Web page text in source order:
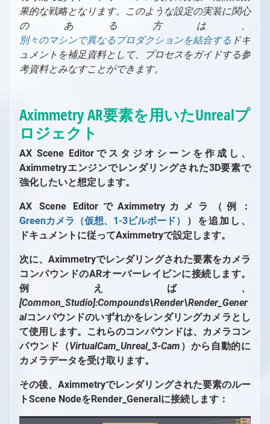
へのストリーミング
Loupedeckコンソール/Razer Stream
Controllerを使用してシーンを制御する
MIDIをAximmetryで使用する
Aximmetryでのシリアルポートの使用
を制御する
Webサーバーを使用してWebブラウザから
Aximmetryをリモート制御する
AximmetryでのWebSocketとHTTPの使用
Xbox ゲームコントローラーを使用したシー
ンの制御
X-Keysを使用したシーンの制御
HTC Vive Mars設定
Free-D システムの設定
Vanishing Point Viper の使用
平面反射
パーティクルシステム
最適化
ネイティブエンジンにおける後処理
LevelでSceneを切り替える
FABからアセットを取得する方法
AX Scene Editor用サードパーティ製コー
ドプラグインのインストール方法
AximmetryとUnreal Engineを組み合わせ
グリーンスクリーン制作
グリーンスクリーン制作の概要
バーチャルカメラワークフロー
スタジオ設定例（グリーンスクリーン、バー
チャルカメラ）
入力（バーチャルカメラ）
クロッピング
キーイング設定（バーチャルカメラ）
バーチャルカメラコンパウンドでのビルボー
ド設定
バーチャルカメラコンパウンドのカメラコン
トロールパネル
バーチャルカメラの移動
カメラシーケンサー
トラッキングカメラワークフロー
スタジオ設定例（グリーンスクリーン、トラ
トラッキングカメラコンパウンド
入力（トラッキングカメラ）
スタジオコントロールパネル
キーイング設定（トラッキングカメラ）
シーンコントロールパネル
トラッキングカメラビルボード：配置
トラッキングカメラビルボード：影と光
トラッキングカメラビルボード：反射
トラッキングカメラビルボード：オクルージ
ョン
ントロールボード
キーイング
良いキーイングの要件
キーイング
外部キーヤーとのAximmetryの使用
UnityでのAximmetryを外部キーヤーとして
使用する方法
Vanilla Unreal EngineでのAximmetryを外部
キーヤーとして使用する方法
混合カメラコンパウンド
ヴィネット補正が役立つ場合
LEDウォール制作
目次（LEDウォールプロダクション）
LEDウォール制作の概要
LEDの活用事例
仮想スタジオシーンの準備
Aximmetry シーン設定（LED ウォール）
入力の設定
トラッキング対応カメラインプット
シーン配置
複数のカメラを1つのシーン内に配置する
LEDウォール制御盤の概要
LEDウォールの設置方法
仮想および物理LEDウォールの設置
LEDウォールXコントロールパネル
スタジオ コントロール パネル
FRUSTUM（フラスタム）の調整
FILL調整
デジタル拡張機能の設定
デジタル拡張機能の設定
ヴィネット補正
LUT測定
デジタル拡張調整
最終化
単一マシンのLED設置
簡易マルチマシンLED設定
マルチマシンLED設置
異なるプロダクションを別マシンで組み合わ
ARプロダクション
ARプロダクションの概要
スタジオ設定例（AR）
Aximmetryシーン設定（AR）
Unrealシーン設定（AR）
マルチマシン環境
マルチマシン環境の概要
マルチマシン設定
大規模スタジオ環境でのマルチマシン
レンダリングからコントロールマシンへの動
画送信
Aximmetry によるマルチユーザー編集
OpenAI Compounds
Aximmetry でのスクリプト作成
Aximmetry でのスクリプト作成の概要
コマンドラインスイッチ
Aximmetryコンテンツ保護
フローエディター
フローエディターの概要
フローエディター
モジュール
ピン
ピンデータタイプ
コンパウンド
特殊コンパウンド：コントロールボード
特殊コンパウンド：ピンコレクター
オートメーション
プレイリスト
シーケンス
シーケンサーとシーケンスエディター
カメラコンパウンド内の伝送トンネル
Aximmetryの内部構造
イン・トゥ・アウト遅延
レンダリング設定
チャートリアル
チュートリアルの概要
機能
スタジオオペレーター向け
同期とGenlock
Aximmetryにおけるレイテンシーと遅延（旧バ
ージョン）
コンテンツクリエイター向け
コンテンツクリエイター向けの概要
プロジェクトシステム、ファイルブラウザ、フ
ァイル操作
出力とチャンネル、マルチGPU
画像シーケンスを動画として使用
果的な戦略となります。このような設定の実装に関心
のある方は、
別々のマシンで異なるプロダクションを結合する ドキ
ュメントを補足資料として、プロセスをガイドする参
考資料とみなすことができます。
Aximmetry AR要素を用いたUnrealプ
ロジェクト
AX Scene Editorでスタジオシーンを作成し、
Aximmetryエンジンでレンダリングされた3D要素で
強化したいと想定します。
AX Scene EditorでAximmetryカメラ（例：
Greenカメラ（仮想、1-3ビルボード）
）を追加し、
ドキュメントに従ってAximmetryで設定します。
次に、Aximmetryでレンダリングされた要素をカメラ
コンパウンドのARオーバーレイピンに接続します。
例えば、
[Common_Studio]:Compounds\Render\Render_Gener
alコンパウンドのいずれかをレンダリングカメラとし
て使用します。これらのコンパウンドは、カメラコン
パウンド（VirtualCam_Unreal_3-Cam ）から自動的に
カメラデータを受け取ります。
その後、Aximmetryでレンダリングされた要素のルー
トScene NodeをRender_Generalに接続します：